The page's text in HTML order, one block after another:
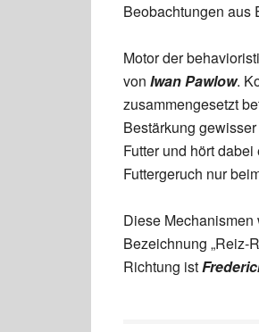
Beobachtungen aus
Motor der
von Iwan Pawlow.
zusammengesetzt
Bestärkung
Futter und hört
Futtergeruch nur
Diese
Bezeichnung „Reiz-
Richtung ist